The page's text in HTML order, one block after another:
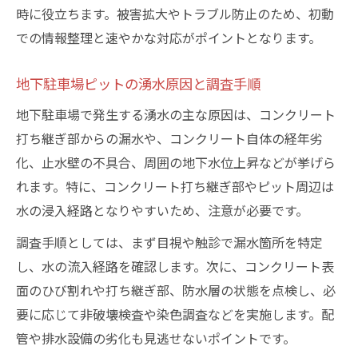
時に役立ちます。被害拡大やトラブル防止のため、初動
での情報整理と速やかな対応がポイントとなります。
地下駐車場ピットの湧水原因と調査手順
地下駐車場で発生する湧水の主な原因は、コンクリート
打ち継ぎ部からの漏水や、コンクリート自体の経年劣
化、止水壁の不具合、周囲の地下水位上昇などが挙げら
れます。特に、コンクリート打ち継ぎ部やピット周辺は
水の浸入経路となりやすいため、注意が必要です。
調査手順としては、まず目視や触診で漏水箇所を特定
し、水の流入経路を確認します。次に、コンクリート表
面のひび割れや打ち継ぎ部、防水層の状態を点検し、必
要に応じて非破壊検査や染色調査などを実施します。配
管や排水設備の劣化も見逃せないポイントです。